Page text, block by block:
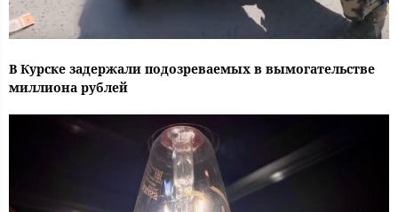
В Курске задержали подозреваемых в вымогательстве
миллиона рублей